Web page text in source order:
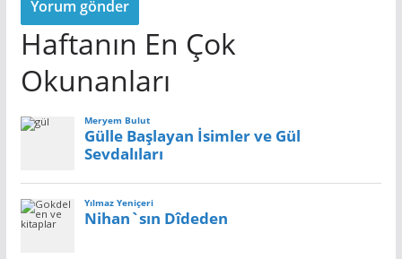
Haftanın En Çok
Okunanları